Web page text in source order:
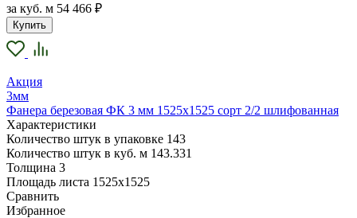
за куб. м 54 466 ₽
Купить
Акция
3мм
Фанера березовая ФК 3 мм 1525х1525 сорт 2/2 шлифованная
Характеристики
Количество штук в упаковке 143
Количество штук в куб. м 143.331
Толщина 3
Площадь листа 1525х1525
Сравнить
Избранное